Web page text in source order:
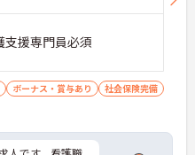
援専門員必須
ボーナス・賞与あり
社会保険完備